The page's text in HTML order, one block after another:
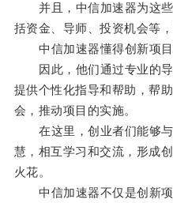
并且，中信加速器为这些
括资金、导师、投资机会等
中信加速器懂得创新项目
因此，他们通过专业的导
提供个性化指导和帮助，帮
会，推动项目的实施。
在这里，创业者们能够与
慧，相互学习和交流，形成
火花。
中信加速器不仅是创新项